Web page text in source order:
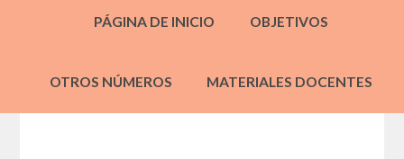
PÁGINA DE INICIO OBJETIVOS
OTROS NÚMEROS MATERIALES DOCENTES